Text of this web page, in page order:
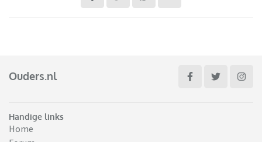
Ouders.nl
Handige links
Home